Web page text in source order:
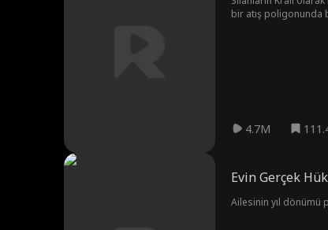
bir atış poligonunda
4.7M
Evin Gerçek
Ailesinin yıl dönümü